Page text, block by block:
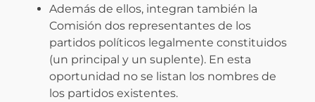
Además de ellos, integran también la
Comisión dos representantes de los
partidos políticos legalmente constituidos
(un principal y un suplente). En esta
oportunidad no se listan los nombres de
los partidos existentes.